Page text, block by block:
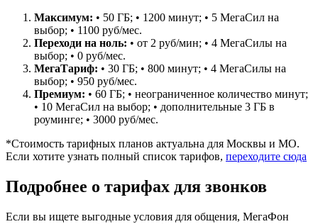
Максимум: • 50 ГБ; • 1200 минут; • 5 МегаСил на
выбор; • 1100 руб/мес.
Переходи на ноль: • от 2 руб/мин; • 4 МегаСилы на
выбор; • 0 руб/мес.
МегаТариф: • 30 ГБ; • 800 минут; • 4 МегаСилы на
выбор; • 950 руб/мес.
Премиум: • 60 ГБ; • неограниченное количество минут;
• 10 МегаСил на выбор; • дополнительные 3 ГБ в
роуминге; • 3000 руб/мес.
*Стоимость тарифных планов актуальна для Москвы и МО.
Если хотите узнать полный список тарифов, переходите сюда
Подробнее о тарифах для звонков
Если вы ищете выгодные условия для общения, МегаФон